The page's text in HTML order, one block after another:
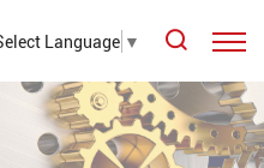
Language ▼